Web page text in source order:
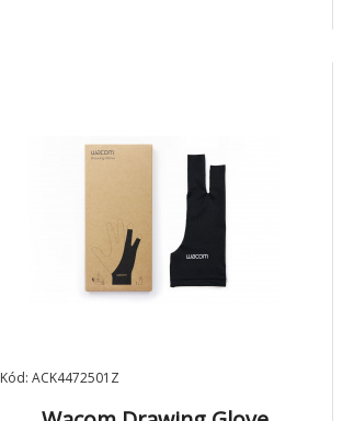
Kód: ACK4472501Z